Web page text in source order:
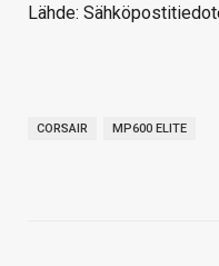
Lähde:
CORSAIR MP600 ELITE